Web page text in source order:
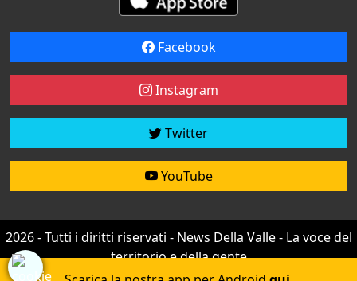
Facebook
Instagram
Twitter
YouTube
2026 - Tutti i diritti riservati - News Della Valle - La voce del
territorio e della gente
Credit by efree